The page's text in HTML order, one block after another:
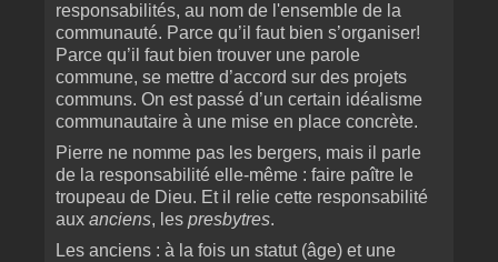
responsabilités, au nom de l'ensemble de la
communauté. Parce qu’il faut bien s’organiser!
Parce qu’il faut bien trouver une parole
commune, se mettre d’accord sur des projets
communs. On est passé d’un certain idéalisme
communautaire à une mise en place concrète.
Pierre ne nomme pas les bergers, mais il parle
de la responsabilité elle-même : faire paître le
troupeau de Dieu. Et il relie cette responsabilité
aux anciens, les presbytres.
Les anciens : à la fois un statut (âge) et une